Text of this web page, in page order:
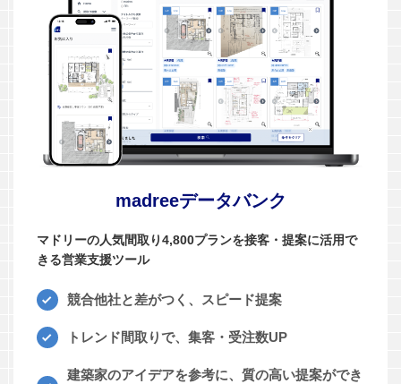
madreeデータバンク
マドリーの人気間取り4,800プランを接客・提案に活用で
きる営業支援ツール
競合他社と差がつく、スピード提案
トレンド間取りで、集客・受注数UP
建築家のアイデアを参考に、質の高い提案ができ